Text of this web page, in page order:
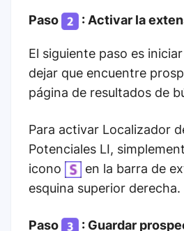
Paso : Activar la
El siguiente paso es
dejar que encuentre
página de resultados de
Para activar Localizador
Potenciales LI,
icono
en la barra de
esquina superior derecha.
Paso : Guardar